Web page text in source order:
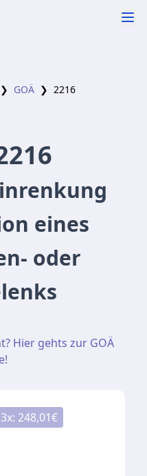
❯ GOÄ ❯ 2216
eines
oder
Hier gehts zur GOÄ
x: 248,01€